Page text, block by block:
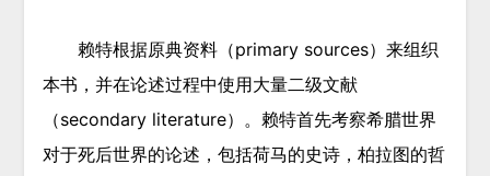
赖特根据原典资料（primary sources）来组织
本书，并在论述过程中使用大量二级文献
（secondary literature）。赖特首先考察希腊世界
对于死后世界的论述，包括荷马的史诗，柏拉图的哲